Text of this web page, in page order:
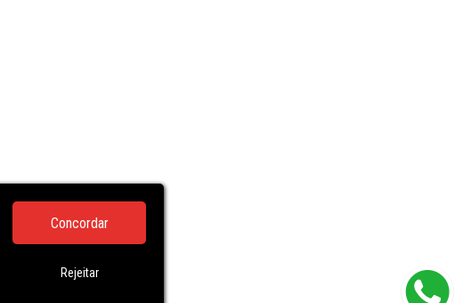
Concordar
Rejeitar